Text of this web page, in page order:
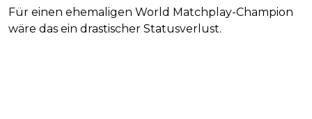
Für einen ehemaligen World Matchplay-Champion
wäre das ein drastischer Statusverlust.